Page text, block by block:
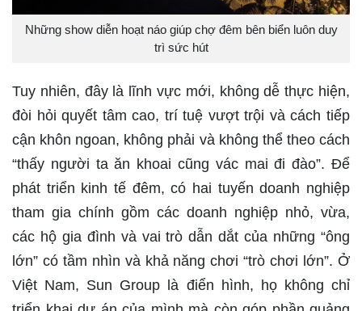
Những show diễn hoạt náo giúp chợ đêm bên biển luôn duy
trì sức hút
Tuy nhiên, đây là lĩnh vực mới, không dễ thực hiện,
đòi hỏi quyết tâm cao, trí tuệ vượt trội và cách tiếp
cận khôn ngoan, không phải và không thể theo cách
“thấy người ta ăn khoai cũng vác mai đi đào”. Để
phát triển kinh tế đêm, có hai tuyến doanh nghiệp
tham gia chính gồm các doanh nghiệp nhỏ, vừa,
các hộ gia đình và vai trò dẫn dắt của những “ông
lớn” có tầm nhìn và khả năng chơi “trò chơi lớn”. Ở
Việt Nam, Sun Group là điển hình, họ không chỉ